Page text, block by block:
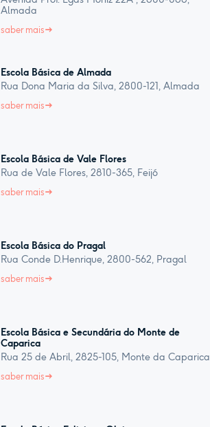
Almada
saber mais
Escola Básica de Almada
Rua Dona Maria da Silva, 2800-121, Almada
saber mais
Escola Básica de Vale Flores
Rua de Vale Flores, 2810-365, Feijó
saber mais
Escola Básica do Pragal
Rua Conde D.Henrique, 2800-562, Pragal
saber mais
Escola Básica e Secundária do Monte de
Caparica
Rua 25 de Abril, 2825-105, Monte da Caparica
saber mais